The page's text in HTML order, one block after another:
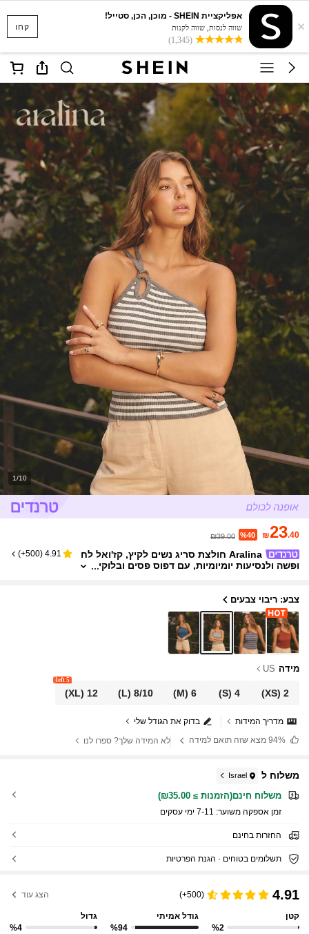
קחו ×
אפליקציית SHEIN - מוכן, הכן, סטייל!
שווה לנסות, שווה לקנות
(1,345)
1/10
₪23.40
%40
₪39.00
Aralina חולצת סריג נשים לקיץ, קז'ואל לח
ופשה ולנסיעות יומיומיות, עם דפוס פסים ובלוקי
4.91
(
500+
)
צבע: ריבוי צבעים
מידה US
2
(XS)
4
(S)
6
(M)
8/10
(L)
12
(XL)
5 left
בדוק את הגודל שלי
מדריך המידות
מצא שזה תואם למידה לא המידה שלך? ספרו לנו
משלוח ל Israel
משלוח חינם(הזמנות ≥ ₪35.00)
זמן אספקה ​​משוער: 7-11 ימי עסקים
החזרות בחינם
תשלומים בטוחים · הגנת הפרטיות
4.91
(500+) הצג עוד
קטן
%2
גודל אמיתי
%94
גדול
%4